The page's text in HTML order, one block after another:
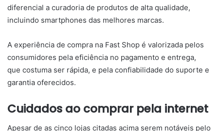
diferencial a curadoria de produtos de alta qualidade,
incluindo smartphones das melhores marcas.
A experiência de compra na Fast Shop é valorizada pelos
consumidores pela eficiência no pagamento e entrega,
que costuma ser rápida, e pela confiabilidade do suporte e
garantia oferecidos.
Cuidados ao comprar pela internet
Apesar de as cinco lojas citadas acima serem notáveis pelo